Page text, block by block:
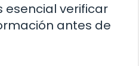
esencial verificar
antes de